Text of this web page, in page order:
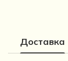
Доставка